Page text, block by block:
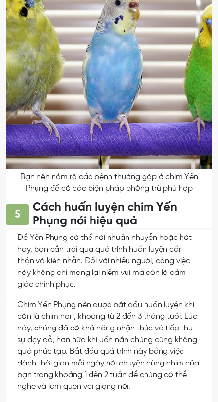
Bạn nên nắm rõ các bệnh thường gặp ở chim Yến
Phụng để có các biện pháp phòng trừ phù hợp
5
Cách huấn luyện chim Yến
Phụng nói hiệu quả
Để Yến Phụng có thể nói nhuần nhuyễn hoặc hót
hay, bạn cần trải qua quá trình huấn luyện cẩn
thận và kiên nhẫn. Đối với nhiều người, công việc
này không chỉ mang lại niềm vui mà còn là cảm
giác chinh phục.
Chim Yến Phụng nên được bắt đầu huấn luyện khi
còn là chim non, khoảng từ 2 đến 3 tháng tuổi. Lúc
này, chúng đã có khả năng nhận thức và tiếp thu
sự dạy dỗ, hơn nữa khi uốn nắn chúng cũng không
quá phức tạp. Bắt đầu quá trình này bằng việc
dành thời gian mỗi ngày nói chuyện cùng chim của
bạn trong khoảng 1 đến 2 tuần để chúng có thể
nghe và làm quen với giọng nói.